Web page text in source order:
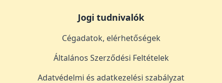
Jogi tudnivalók
Cégadatok, elérhetőségek
Általános Szerződési Feltételek
Adatvédelmi és adatkezelési szabályzat